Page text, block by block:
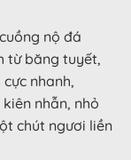
nộ đá
từ băng tuyết,
nhanh,
nhẫn, nhỏ
chút ngươi liền